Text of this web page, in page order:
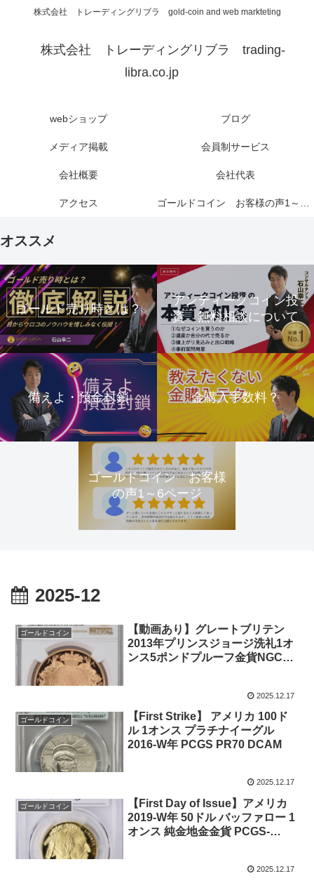
株式会社 トレーディングリブラ gold-coin and web markteting
株式会社 トレーディングリブラ trading-
libra.co.jp
webショップ ブログ
メディア掲載 会員制サービス
会社概要 会社代表
アクセス ゴールドコイン お客様の声1～6ページ
オススメ
ゴールド売り時とは？
アンティークコイン投
資 無料相談について
備えよ・預金封鎖 金購入手数料？
ゴールドコイン お客様
の声1～6ページ
2025-12
ゴールドコイン
【動画あり】グレートブリテン
2013年プリンスジョージ洗礼1オ
ンス5ポンドプルーフ金貨NGC
2025.12.17
ゴールドコイン
【First Strike】 アメリカ 100ド
ル 1オンス プラチナイーグル
2016-W年 PCGS PR70 DCAM
2025.12.17
ゴールドコイン
【First Day of Issue】アメリカ
2019-W年 50ドル バッファロー 1
オンス 純金地金金貨 PCGS-
2025.12.17